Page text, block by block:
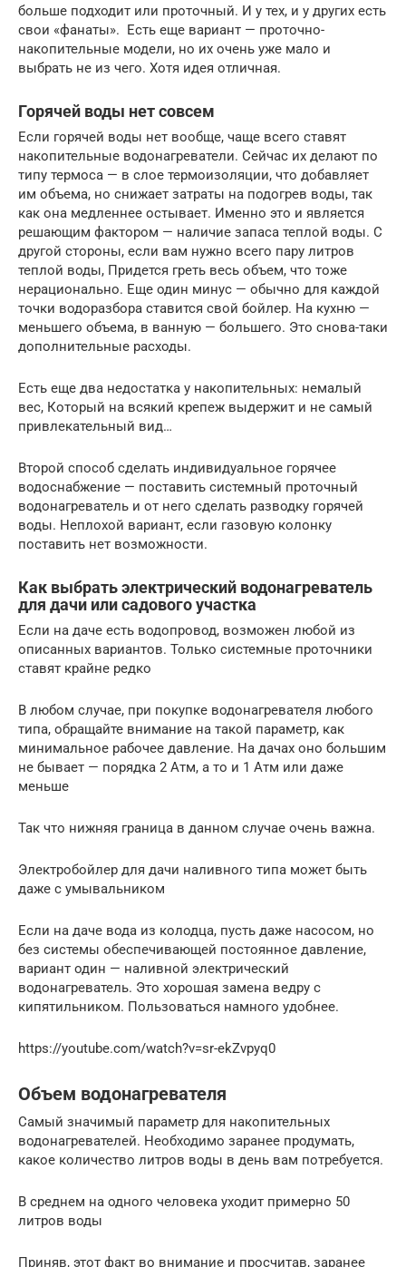
больше подходит или проточный. И у тех, и у других есть
свои «фанаты». Есть еще вариант — проточно-
накопительные модели, но их очень уже мало и
выбрать не из чего. Хотя идея отличная.
Горячей воды нет совсем
Если горячей воды нет вообще, чаще всего ставят
накопительные водонагреватели. Сейчас их делают по
типу термоса — в слое термоизоляции, что добавляет
им объема, но снижает затраты на подогрев воды, так
как она медленнее остывает. Именно это и является
решающим фактором — наличие запаса теплой воды. С
другой стороны, если вам нужно всего пару литров
теплой воды, Придется греть весь объем, что тоже
нерационально. Еще один минус — обычно для каждой
точки водоразбора ставится свой бойлер. На кухню —
меньшего объема, в ванную — большего. Это снова-таки
дополнительные расходы.
Есть еще два недостатка у накопительных: немалый
вес, Который на всякий крепеж выдержит и не самый
привлекательный вид…
Второй способ сделать индивидуальное горячее
водоснабжение — поставить системный проточный
водонагреватель и от него сделать разводку горячей
воды. Неплохой вариант, если газовую колонку
поставить нет возможности.
Как выбрать электрический водонагреватель
для дачи или садового участка
Если на даче есть водопровод, возможен любой из
описанных вариантов. Только системные проточники
ставят крайне редко
В любом случае, при покупке водонагревателя любого
типа, обращайте внимание на такой параметр, как
минимальное рабочее давление. На дачах оно большим
не бывает — порядка 2 Атм, а то и 1 Атм или даже
меньше
Так что нижняя граница в данном случае очень важна.
Электробойлер для дачи наливного типа может быть
даже с умывальником
Если на даче вода из колодца, пусть даже насосом, но
без системы обеспечивающей постоянное давление,
вариант один — наливной электрический
водонагреватель. Это хорошая замена ведру с
кипятильником. Пользоваться намного удобнее.
https://youtube.com/watch?v=sr-ekZvpyq0
Объем водонагревателя
Самый значимый параметр для накопительных
водонагревателей. Необходимо заранее продумать,
какое количество литров воды в день вам потребуется.
В среднем на одного человека уходит примерно 50
литров воды
Приняв, этот факт во внимание и просчитав, заранее